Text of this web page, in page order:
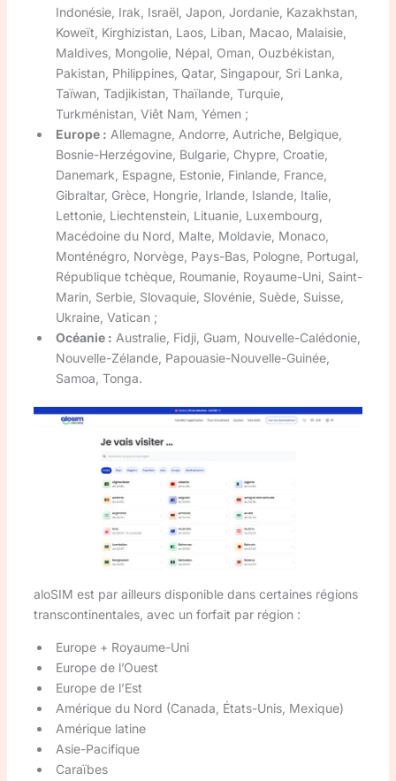
Indonésie, Irak, Israël, Japon, Jordanie, Kazakhstan,
Koweït, Kirghizistan, Laos, Liban, Macao, Malaisie,
Maldives, Mongolie, Népal, Oman, Ouzbékistan,
Pakistan, Philippines, Qatar, Singapour, Sri Lanka,
Taïwan, Tadjikistan, Thaïlande, Turquie,
Turkménistan, Viêt Nam, Yémen ;
Europe : Allemagne, Andorre, Autriche, Belgique,
Bosnie-Herzégovine, Bulgarie, Chypre, Croatie,
Danemark, Espagne, Estonie, Finlande, France,
Gibraltar, Grèce, Hongrie, Irlande, Islande, Italie,
Lettonie, Liechtenstein, Lituanie, Luxembourg,
Macédoine du Nord, Malte, Moldavie, Monaco,
Monténégro, Norvège, Pays-Bas, Pologne, Portugal,
République tchèque, Roumanie, Royaume-Uni, Saint-
Marin, Serbie, Slovaquie, Slovénie, Suède, Suisse,
Ukraine, Vatican ;
Océanie : Australie, Fidji, Guam, Nouvelle-Calédonie,
Nouvelle-Zélande, Papouasie-Nouvelle-Guinée,
Samoa, Tonga.
aloSIM est par ailleurs disponible dans certaines régions
transcontinentales, avec un forfait par région :
Europe + Royaume-Uni
Europe de l’Ouest
Europe de l’Est
Amérique du Nord (Canada, États-Unis, Mexique)
Amérique latine
Asie-Pacifique
Caraïbes